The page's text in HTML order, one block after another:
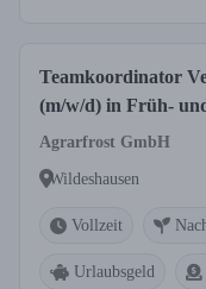
Teamkoordinator
(m/w/d) in Früh-
Agrarfrost GmbH
Wildeshausen
Vollzeit
Urlaubsgeld